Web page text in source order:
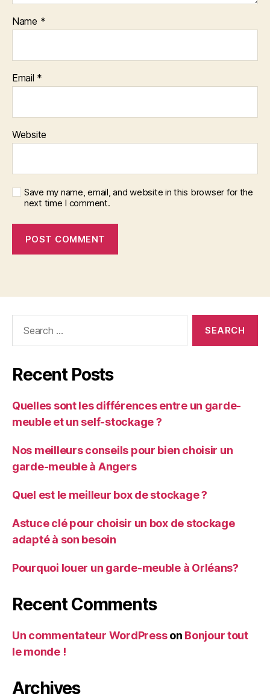
Name *
Email *
Website
Save my name, email, and website in this browser for the
next time I comment.
Recent Posts
Quelles sont les différences entre un garde-
meuble et un self-stockage ?
Nos meilleurs conseils pour bien choisir un
garde-meuble à Angers
Quel est le meilleur box de stockage ?
Astuce clé pour choisir un box de stockage
adapté à son besoin
Pourquoi louer un garde-meuble à Orléans?
Recent Comments
Un commentateur WordPresson Bonjour tout
le monde !
Archives